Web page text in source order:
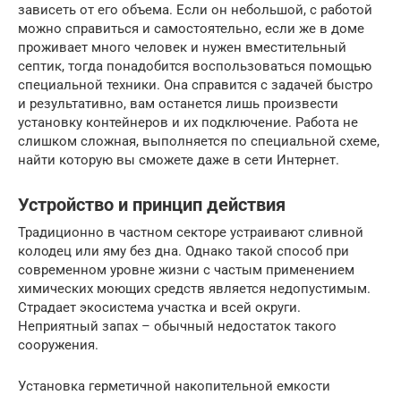
зависеть от его объема. Если он небольшой, с работой
можно справиться и самостоятельно, если же в доме
проживает много человек и нужен вместительный
септик, тогда понадобится воспользоваться помощью
специальной техники. Она справится с задачей быстро
и результативно, вам останется лишь произвести
установку контейнеров и их подключение. Работа не
слишком сложная, выполняется по специальной схеме,
найти которую вы сможете даже в сети Интернет.
Устройство и принцип действия
Традиционно в частном секторе устраивают сливной
колодец или яму без дна. Однако такой способ при
современном уровне жизни с частым применением
химических моющих средств является недопустимым.
Страдает экосистема участка и всей округи.
Неприятный запах – обычный недостаток такого
сооружения.
Установка герметичной накопительной емкости